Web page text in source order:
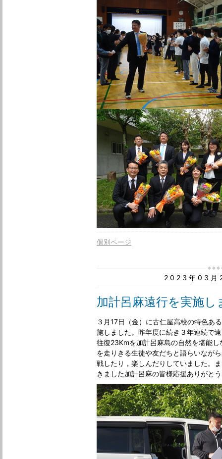
個別ページ
2023年03月
加計呂麻遠行を実施し
３月17日（金）に古仁屋高校の特色あ
施しました。昨年度に続き３年連続で
往復23Kmを加計呂麻島の自然を堪能
を走りきる生徒や友だちと語らいなが
戦したり，楽しんだりしていました。
きました加計呂麻の皆様応援ありがと